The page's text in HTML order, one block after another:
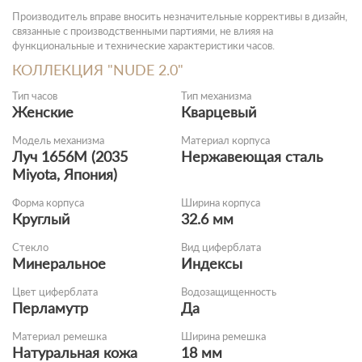
Производитель вправе вносить незначительные коррективы в дизайн,
связанные с производственными партиями, не влияя на
функциональные и технические характеристики часов.
КОЛЛЕКЦИЯ "NUDE 2.0"
Тип часов
Женские
Тип механизма
Кварцевый
Модель механизма
Луч 1656M (2035
Miyota, Япония)
Материал корпуса
Нержавеющая сталь
Форма корпуса
Круглый
Ширина корпуса
32.6 мм
Стекло
Минеральное
Вид циферблата
Индексы
Цвет циферблата
Перламутр
Водозащищенность
Да
Материал ремешка
Натуральная кожа
Ширина ремешка
18 мм